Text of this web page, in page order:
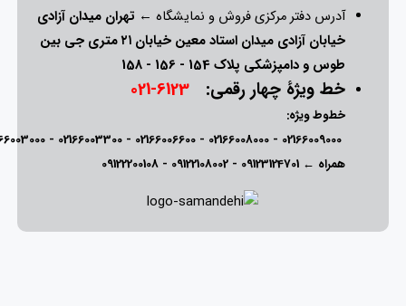
آدرس دفتر مرکزی فروش و نمایشگاه ← تهران میدان آزادی
خیابان آزادی میدان استاد معین خیابان ۲۱ متری جی بین
طوس و دامپزشکی پلاک 154 - 156 - 158
خط ویژۀ چهار رقمی:6123-021
خطوط ویژه:
02166009000
-
02166008000
-
02166006600
-
02166003300
-
همراه ← 09123124701
-
09122108002
-
09122200108